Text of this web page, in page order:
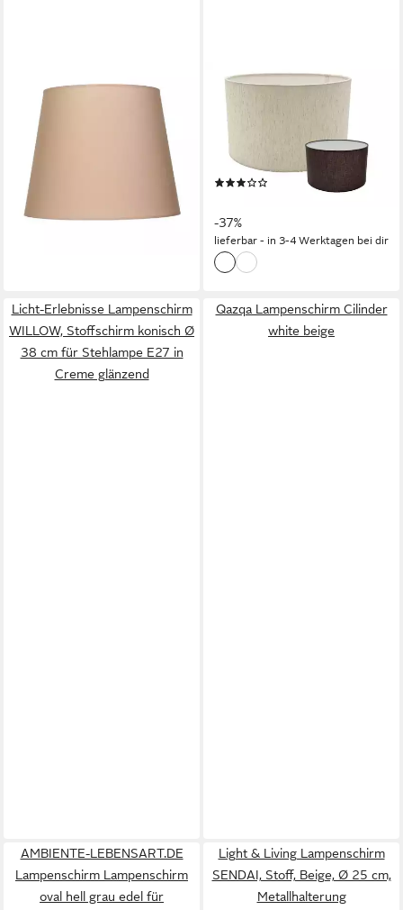
LICHT-ERLEBNISSE
Lampenschirm WILLOW,
Stoffschirm Ø 38 cm konisch
für Stehlampe E27 Beige
64,95 €
lieferbar in 4 Wochen
AMAGOHOME
Lampenschirm Lampenschirm
30 cm aus Baumwolle-Leinen
– E27 Sockel – Leinenweiß
oder
-37%
lieferbar - in 3-4 Werktagen bei dir
Licht-Erlebnisse Lampenschirm
WILLOW, Stoffschirm konisch Ø
38 cm für Stehlampe E27 in
Creme glänzend
Qazqa Lampenschirm Cilinder
white beige
AMBIENTE-LEBENSART.DE
Lampenschirm Lampenschirm
oval hell grau edel für
Light & Living Lampenschirm
SENDAI, Stoff, Beige, Ø 25 cm,
Metallhalterung